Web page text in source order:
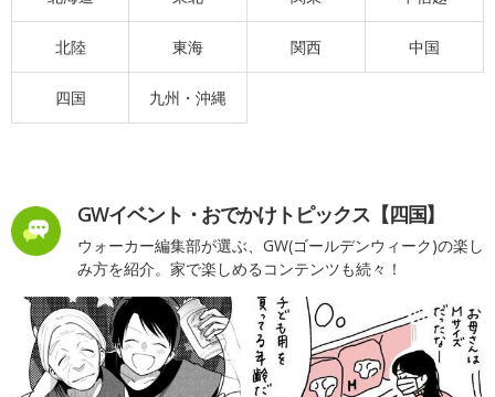
北陸 東海 関西 中国
四国 九州・沖縄
GWイベント・おでかけトピックス【四国】
ウォーカー編集部が選ぶ、GW(ゴールデンウィーク)の楽し
み方を紹介。家で楽しめるコンテンツも続々！